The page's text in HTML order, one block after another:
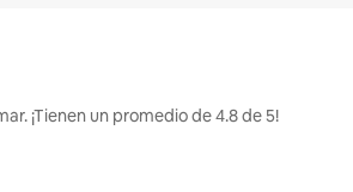
¡Tienen un promedio de 4.8 de 5!